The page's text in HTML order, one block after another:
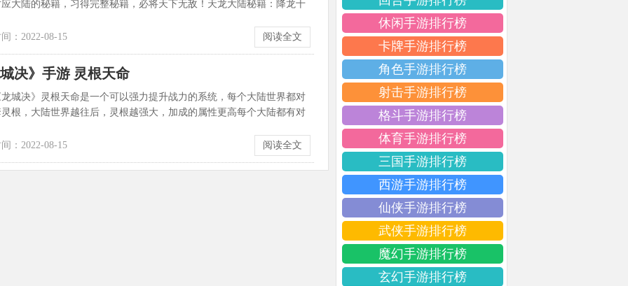
大陆的秘籍，习得完整秘籍，必将天下无敌！天龙大陆秘籍：降龙十
阅读全文
：2022-08-15
城决》手游 灵根天命
决》灵根天命是一个可以强力提升战力的系统，每个大陆世界都对
根，大陆世界越往后，灵根越强大，加成的属性更高每个大陆都有对
阅读全文
：2022-08-15
休闲手游排行榜
卡牌手游排行榜
角色手游排行榜
射击手游排行榜
格斗手游排行榜
体育手游排行榜
三国手游排行榜
西游手游排行榜
仙侠手游排行榜
武侠手游排行榜
魔幻手游排行榜
玄幻手游排行榜